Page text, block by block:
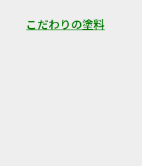
こだわりの塗料